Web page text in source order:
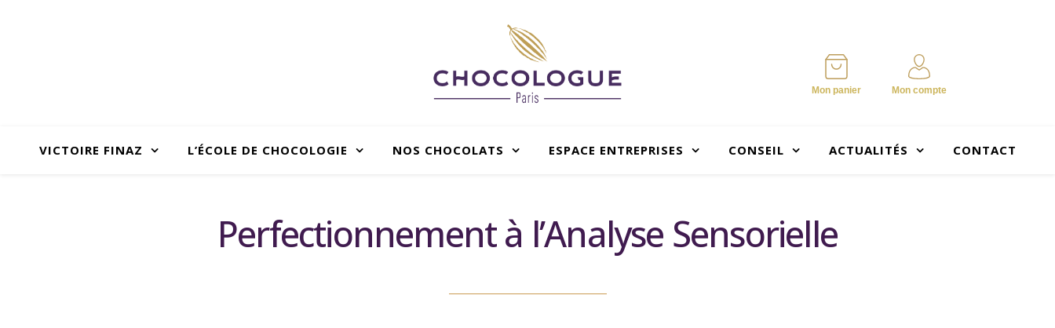
Mon panier Mon compte
VICTOIRE FINAZ L’ÉCOLE DE CHOCOLOGIE NOS CHOCOLATS ESPACE ENTREPRISES CONSEIL ACTUALITÉS CONTACT
Perfectionnement à l’Analyse Sensorielle